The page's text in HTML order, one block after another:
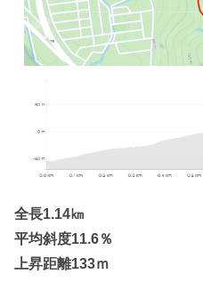
全長1.14㎞
平均斜度11.6％
上昇距離133ｍ